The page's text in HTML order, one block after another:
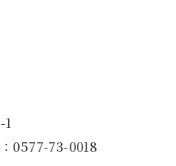
1
0577-73-0018